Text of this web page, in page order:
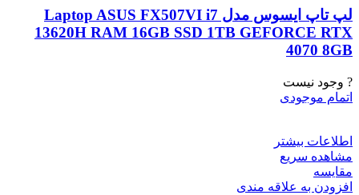
لپ تاپ ایسوس مدل Laptop ASUS FX507VI i7
13620H RAM 16GB SSD 1TB GEFORCE RTX
4070 8GB
? وجود نیست
اتمام موجودی
اطلاعات بیشتر
مشاهده سریع
مقایسه
افزودن به علاقه مندی